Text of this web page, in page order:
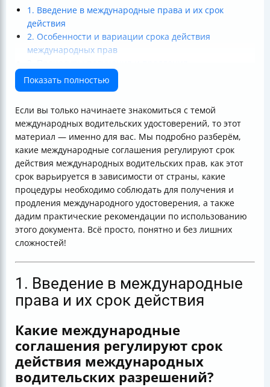
1. Введение в международные права и их срок
действия
2. Особенности и вариации срока действия
международных прав
международного водительского удостоверения
4. Практические рекомендации и правовые аспекты
международных водительских удостоверений
Заключение
Показать полностью
Если вы только начинаете знакомиться с темой
международных водительских удостоверений, то этот
материал — именно для вас. Мы подробно разберём,
какие международные соглашения регулируют срок
действия международных водительских прав, как этот
срок варьируется в зависимости от страны, какие
процедуры необходимо соблюдать для получения и
продления международного удостоверения, а также
дадим практические рекомендации по использованию
этого документа. Всё просто, понятно и без лишних
сложностей!
1. Введение в международные
права и их срок действия
Какие международные
соглашения регулируют срок
действия международных
водительских разрешений?